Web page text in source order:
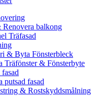
balkong
Träfasad
& Byta Fönsterbleck
Träfönster & Fönsterbyte
putsad fasad
& Rostskyddsmålning